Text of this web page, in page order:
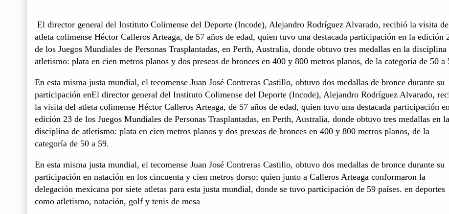
El director general del Instituto Colimense del Deporte (Incode), Alejandro Rodríguez Alvarado, recibió la visita
atleta colimense Héctor Calleros Arteaga, de 57 años de edad, quien tuvo una destacada participación en la edición
de los Juegos Mundiales de Personas Trasplantadas, en Perth, Australia, donde obtuvo tres medallas en la disciplina
atletismo: plata en cien metros planos y dos preseas de bronces en 400 y 800 metros planos, de la categoría de 50 a
En esta misma justa mundial, el tecomense Juan José Contreras Castillo, obtuvo dos medallas de bronce durante su
participación enEl director general del Instituto Colimense del Deporte (Incode), Alejandro Rodríguez Alvarado,
la visita del atleta colimense Héctor Calleros Arteaga, de 57 años de edad, quien tuvo una destacada participación
edición 23 de los Juegos Mundiales de Personas Trasplantadas, en Perth, Australia, donde obtuvo tres medallas en la
disciplina de atletismo: plata en cien metros planos y dos preseas de bronces en 400 y 800 metros planos, de la
categoría de 50 a 59.
En esta misma justa mundial, el tecomense Juan José Contreras Castillo, obtuvo dos medallas de bronce durante su
participación en natación en los cincuenta y cien metros dorso; quien junto a Calleros Arteaga conformaron la
delegación mexicana por siete atletas para esta justa mundial, donde se tuvo participación de 59 países. en deportes
como atletismo, natación, golf y tenis de mesa